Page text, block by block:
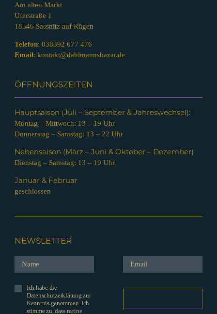
Am alten Markt
Uferstraße 1
18546 Sassnitz auf Rügen
Telefon: 038392 677 476
Email: kontakt@dahlmannsbazar.de
ÖFFNUNGSZEITEN
Hauptsaison (Juli – September & Jahreswechsel):
Montag – Mittwoch: 13 – 19 Uhr
Donnerstag – Samstag: 13 – 22 Uhr
Nebensaison (März – Juni & Oktober – Dezember)
Dienstag – Samstag: 13 – 19 Uhr
Januar & Februar
geschlossen
NEWSLETTER
Ich habe die
Datenschutzerklärung zur
Kenntnis genommen. Ich
stimme zu, dass meine